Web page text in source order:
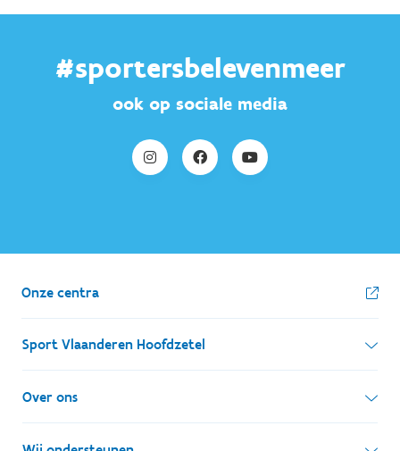
#sportersbelevenmeer
ook op sociale media
Onze centra
Sport Vlaanderen Hoofdzetel
Simon Bolivarlaan 17
1000 Brussel
Over ons
Wie zijn we, wat doen we